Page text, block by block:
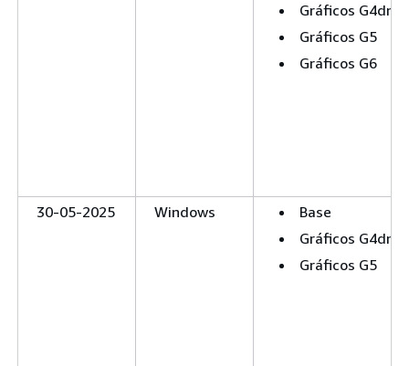
Gráficos G4dn
Gráficos G5
Gráficos G6
30-05-2025 Windows
Base
Gráficos G4dn
Gráficos G5